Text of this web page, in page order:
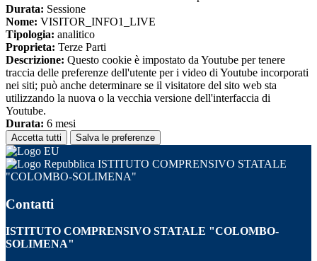
Durata: Sessione
Nome: VISITOR_INFO1_LIVE
Tipologia: analitico
Proprieta: Terze Parti
Descrizione: Questo cookie è impostato da Youtube per tenere
traccia delle preferenze dell'utente per i video di Youtube incorporati
nei siti; può anche determinare se il visitatore del sito web sta
utilizzando la nuova o la vecchia versione dell'interfaccia di
Youtube.
Durata: 6 mesi
Accetta tutti Salva le preferenze
ISTITUTO COMPRENSIVO STATALE
"COLOMBO-SOLIMENA"
Contatti
ISTITUTO COMPRENSIVO STATALE "COLOMBO-
SOLIMENA"